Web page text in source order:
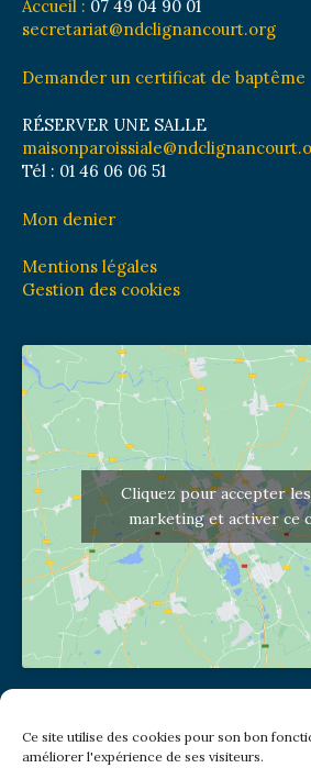
Ce site utilise des cookies pour son bon
améliorer l'expérience de ses visiteurs.
Accueil : 07 49 04 90 01
secretariat@ndclignancourt.org
Demander un certificat de baptême
RÉSERVER UNE SALLE
Tél : 01 46 06 06 51
Mon denier
Mentions légales
Gestion des cookies
Cliquez pour accepter
marketing et activer ce
(pas de courrier à cette adresse)